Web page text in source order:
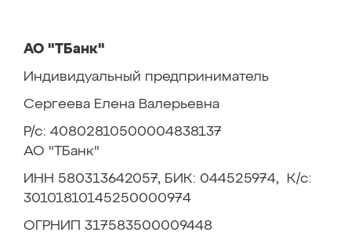
АО "ТБанк"
Индивидуальный предприниматель
Сергеева Елена Валерьевна
Р/с: 40802810500004838137
АО "ТБанк"
ИНН 580313642057, БИК: 044525974, К/с:
30101810145250000974
ОГРНИП 317583500009448